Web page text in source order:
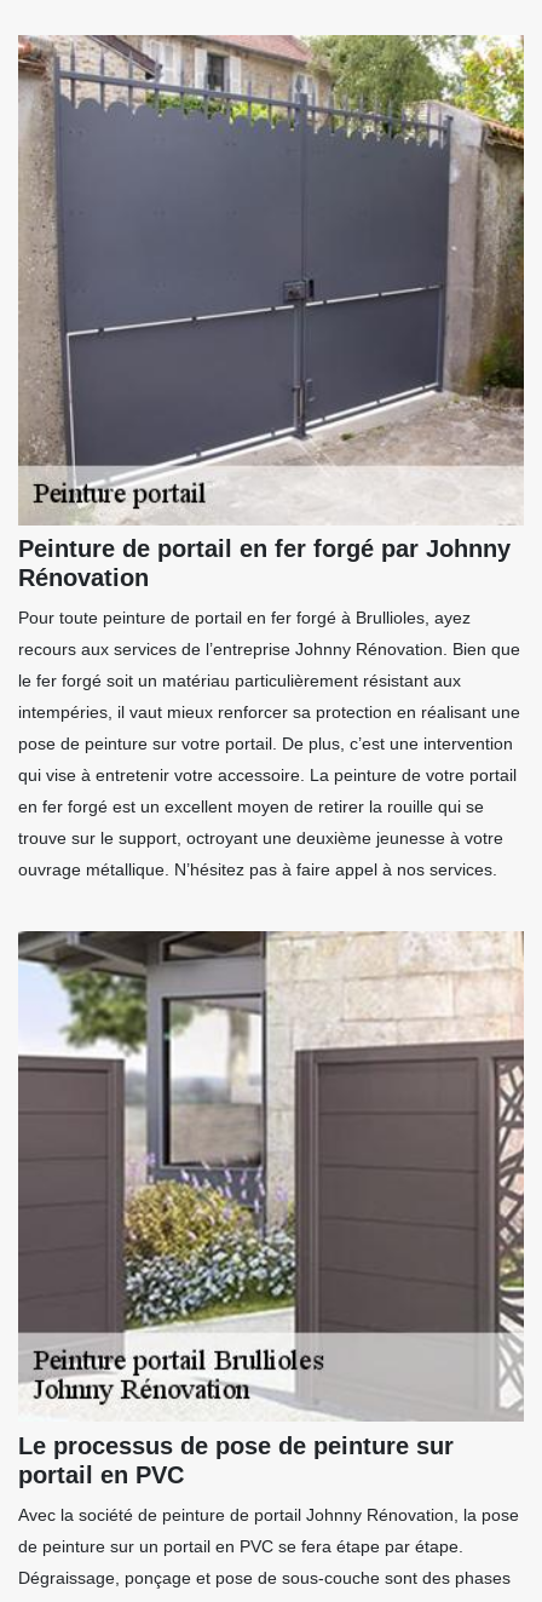
Peinture de portail en fer forgé par Johnny
Rénovation
Pour toute peinture de portail en fer forgé à Brullioles, ayez
recours aux services de l’entreprise Johnny Rénovation. Bien que
le fer forgé soit un matériau particulièrement résistant aux
intempéries, il vaut mieux renforcer sa protection en réalisant une
pose de peinture sur votre portail. De plus, c’est une intervention
qui vise à entretenir votre accessoire. La peinture de votre portail
en fer forgé est un excellent moyen de retirer la rouille qui se
trouve sur le support, octroyant une deuxième jeunesse à votre
ouvrage métallique. N’hésitez pas à faire appel à nos services.
Le processus de pose de peinture sur
portail en PVC
Avec la société de peinture de portail Johnny Rénovation, la pose
de peinture sur un portail en PVC se fera étape par étape.
Dégraissage, ponçage et pose de sous-couche sont des phases